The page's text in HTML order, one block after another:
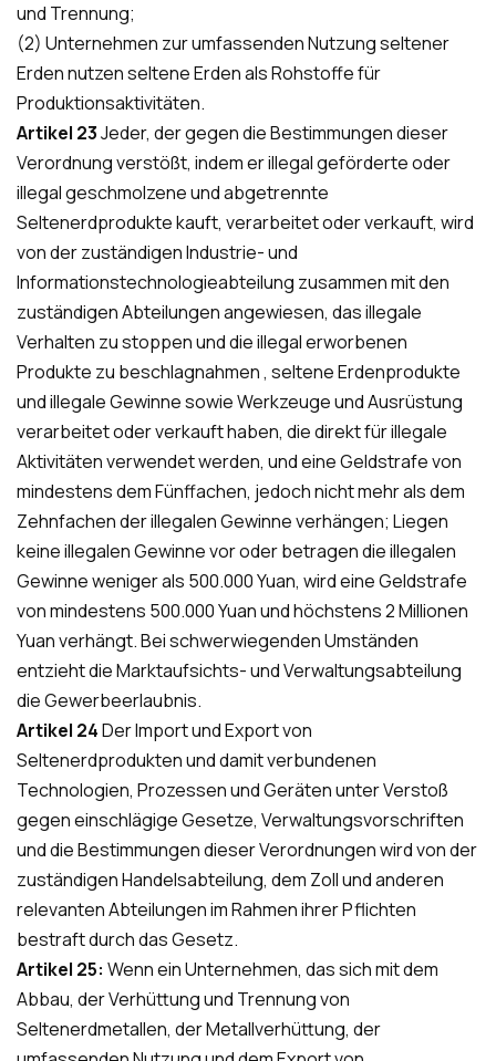
und Trennung;
(2) Unternehmen zur umfassenden Nutzung seltener
Erden nutzen seltene Erden als Rohstoffe für
Produktionsaktivitäten.
Artikel 23Jeder, der gegen die Bestimmungen dieser
Verordnung verstößt, indem er illegal geförderte oder
illegal geschmolzene und abgetrennte
Seltenerdprodukte kauft, verarbeitet oder verkauft, wird
von der zuständigen Industrie- und
Informationstechnologieabteilung zusammen mit den
zuständigen Abteilungen angewiesen, das illegale
Verhalten zu stoppen und die illegal erworbenen
Produkte zu beschlagnahmen , seltene Erdenprodukte
und illegale Gewinne sowie Werkzeuge und Ausrüstung
verarbeitet oder verkauft haben, die direkt für illegale
Aktivitäten verwendet werden, und eine Geldstrafe von
mindestens dem Fünffachen, jedoch nicht mehr als dem
Zehnfachen der illegalen Gewinne verhängen; Liegen
keine illegalen Gewinne vor oder betragen die illegalen
Gewinne weniger als 500.000 Yuan, wird eine Geldstrafe
von mindestens 500.000 Yuan und höchstens 2 Millionen
Yuan verhängt. Bei schwerwiegenden Umständen
entzieht die Marktaufsichts- und Verwaltungsabteilung
die Gewerbeerlaubnis.
Artikel 24Der Import und Export von
Seltenerdprodukten und damit verbundenen
Technologien, Prozessen und Geräten unter Verstoß
gegen einschlägige Gesetze, Verwaltungsvorschriften
und die Bestimmungen dieser Verordnungen wird von der
zuständigen Handelsabteilung, dem Zoll und anderen
relevanten Abteilungen im Rahmen ihrer Pflichten
bestraft durch das Gesetz.
Artikel 25: Wenn ein Unternehmen, das sich mit dem
Abbau, der Verhüttung und Trennung von
Seltenerdmetallen, der Metallverhüttung, der